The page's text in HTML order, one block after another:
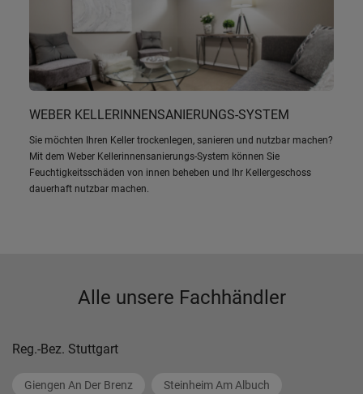
WEBER KELLERINNENSANIERUNGS-SYSTEM
Sie möchten Ihren Keller trockenlegen, sanieren und nutzbar machen?
Mit dem Weber Kellerinnensanierungs-System können Sie
Feuchtigkeitsschäden von innen beheben und Ihr Kellergeschoss
dauerhaft nutzbar machen.
Alle unsere Fachhändler
Reg.-Bez. Stuttgart
Giengen An Der Brenz Steinheim Am Albuch